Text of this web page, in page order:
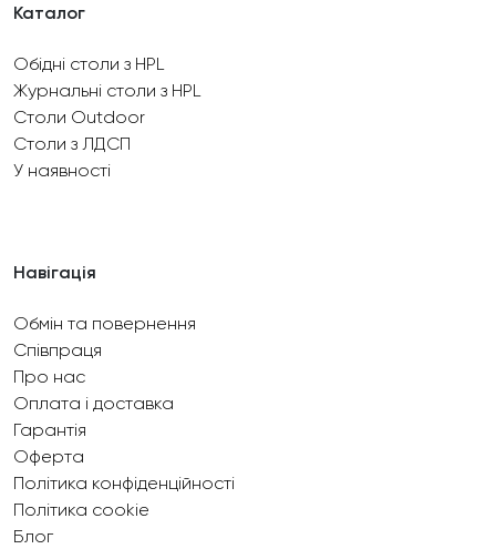
Каталог
Обідні столи з HPL
Журнальні столи з HPL
Столи Outdoor
Столи з ЛДСП
У наявності
Навігація
Обмін та повернення
Співпраця
Про нас
Оплата і доставка
Гарантія
Оферта
Політика конфіденційності
Політика cookie
Блог